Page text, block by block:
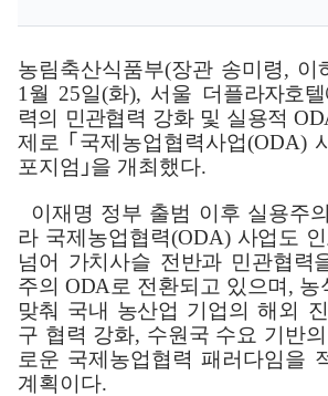
농림축산식품부(장관 송미령, 이
1 월 25일(화), 서울 더플라자호
력의 민관협력 강화 및 실용적
제로 ｢국제농업협력사업(ODA)
포지엄 ｣을 개최했다.
이재명 정부 출범 이후 실용주
라 국제농업협력(ODA) 사업도
넘어 가치사슬 전반과 민관협력
주의 ODA 로 전환되고 있으며, 농
맞춰 국내 농산업 기업의 해외
구 협력 강화, 수원국 수요 기반
로운 국제농업협력 패러다임을
계획이다.